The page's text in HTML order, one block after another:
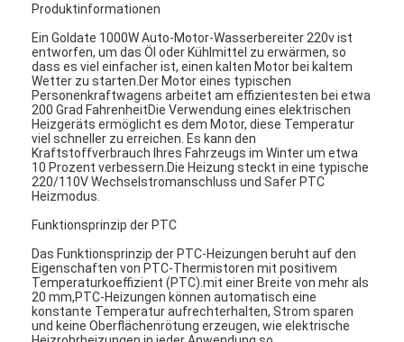
Produktinformationen
Ein Goldate 1000W Auto-Motor-Wasserbereiter 220v ist
entworfen, um das Öl oder Kühlmittel zu erwärmen, so
dass es viel einfacher ist, einen kalten Motor bei kaltem
Wetter zu starten.Der Motor eines typischen
Personenkraftwagens arbeitet am effizientesten bei etwa
200 Grad FahrenheitDie Verwendung eines elektrischen
Heizgeräts ermöglicht es dem Motor, diese Temperatur
viel schneller zu erreichen. Es kann den
Kraftstoffverbrauch Ihres Fahrzeugs im Winter um etwa
10 Prozent verbessern.Die Heizung steckt in eine typische
220/110V Wechselstromanschluss und Safer PTC
Heizmodus.
Funktionsprinzip der PTC
Das Funktionsprinzip der PTC-Heizungen beruht auf den
Eigenschaften von PTC-Thermistoren mit positivem
Temperaturkoeffizient (PTC).mit einer Breite von mehr als
20 mm,PTC-Heizungen können automatisch eine
konstante Temperatur aufrechterhalten, Strom sparen
und keine Oberflächenrötung erzeugen, wie elektrische